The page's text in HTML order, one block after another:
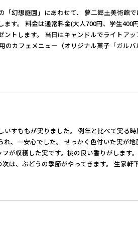
幻想庭園」にあわせて、 夢二郷土美術館
ます。 料金は通常料金(大人700円、学生
ントします。 当日はキャンドルでライトア
のカフェメニュー（オリジナル菓子「ガル
すももが実りました。 例年と比べて実る
、一安心でした。 せっかく色付いた実が
が収穫した実です。桃の良い香りがします
は、ぶどうの季節がやってきます。 生家軒